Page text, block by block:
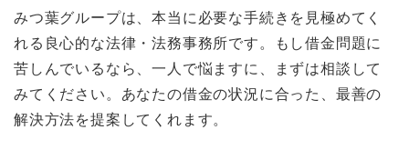
みつ葉グループは、本当に必要な手続きを見極めてく
れる良心的な法律・法務事務所です。もし借金問題に
苦しんでいるなら、一人で悩ますに、まずは相談して
みてください。あなたの借金の状況に合った、最善の
解決方法を提案してくれます。